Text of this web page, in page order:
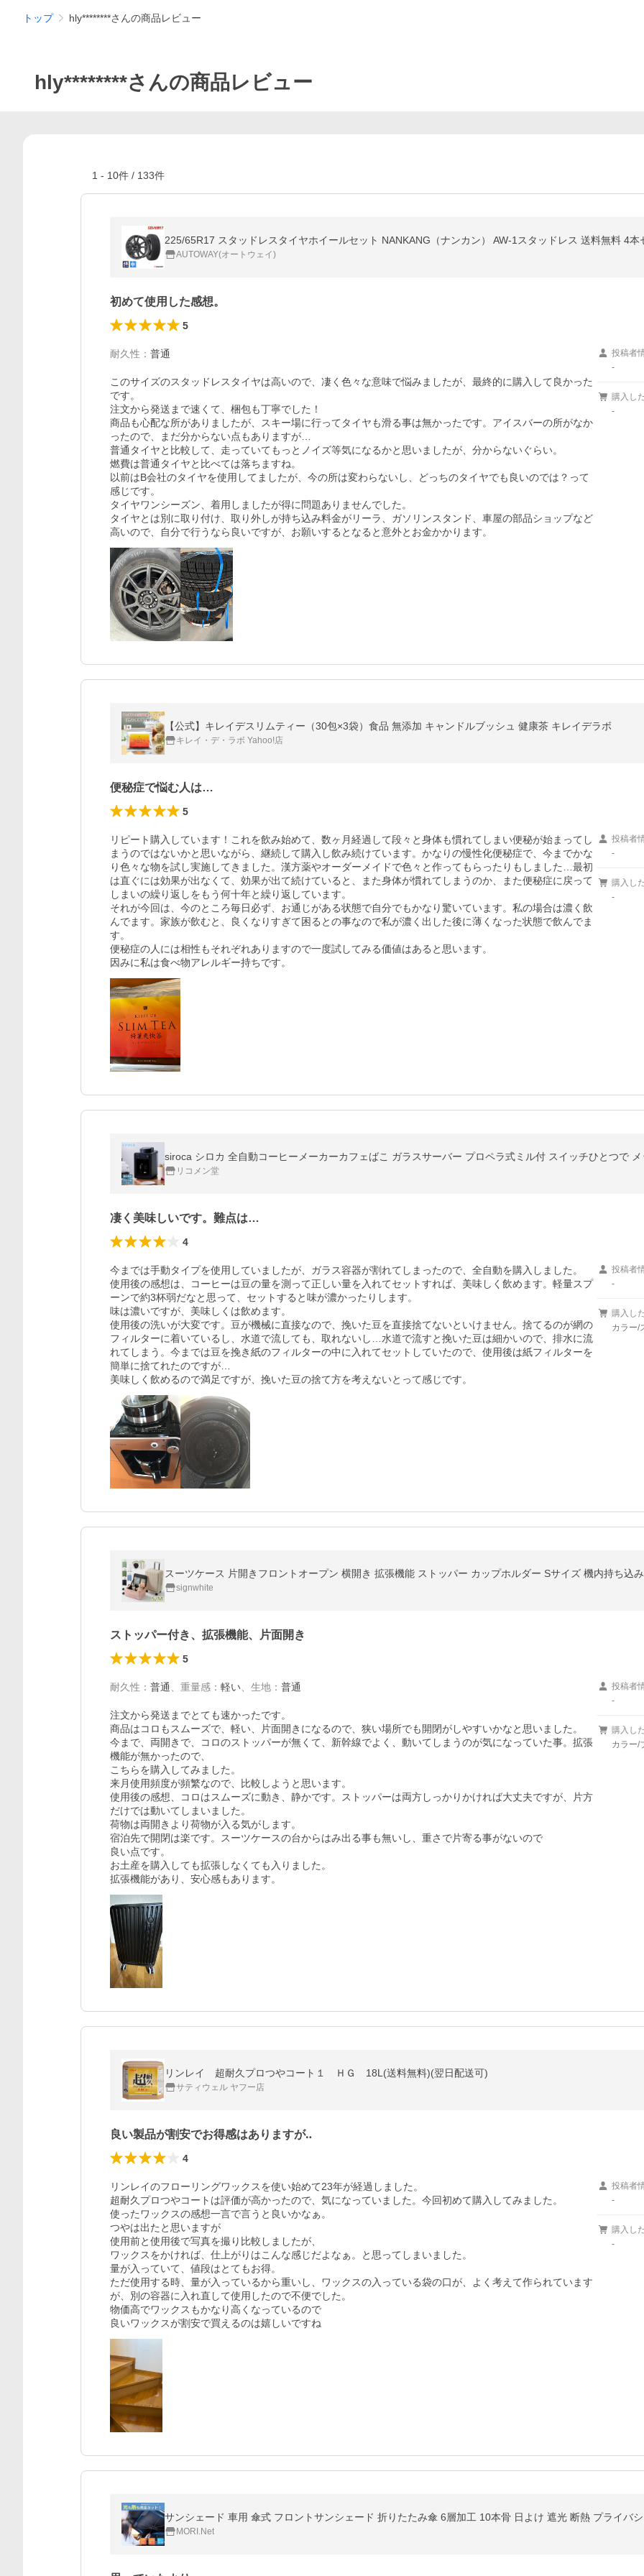
トップ hly********さんの商品レビュー
hly********さんの商品レビュー
1 - 10件 / 133件
225/65R17 スタッドレスタイヤホイールセット NANKANG（ナンカン） AW-1スタッドレス 送料無料 4本
AUTOWAY(オートウェイ)
初めて使用した感想。
5
耐久性 ： 普通
このサイズのスタッドレスタイヤは高いので、凄く色々な意味で悩みましたが、最終的に購入して良かった
です。
注文から発送まで速くて、梱包も丁寧でした！
商品も心配な所がありましたが、スキー場に行ってタイヤも滑る事は無かったです。アイスバーの所がなか
ったので、まだ分からない点もありますが…
普通タイヤと比較して、走っていてもっとノイズ等気になるかと思いましたが、分からないぐらい。
燃費は普通タイヤと比べては落ちますね。
以前はB会社のタイヤを使用してましたが、今の所は変わらないし、どっちのタイヤでも良いのでは？って
感じです。
タイヤワンシーズン、着用しましたが得に問題ありませんでした。
タイヤとは別に取り付け、取り外しが持ち込み料金がリーラ、ガソリンスタンド、車屋の部品ショップなど
高いので、自分で行うなら良いですが、お願いするとなると意外とお金かかります。
投稿者
-
購入し
-
【公式】キレイデスリムティー（30包×3袋）食品 無添加 キャンドルブッシュ 健康茶 キレイデラボ
キレイ・デ・ラボ Yahoo!店
便秘症で悩む人は…
5
リピート購入しています！これを飲み始めて、数ヶ月経過して段々と身体も慣れてしまい便秘が始まってし
まうのではないかと思いながら、継続して購入し飲み続けています。かなりの慢性化便秘症で、今までかな
り色々な物を試し実施してきました。漢方薬やオーダーメイドで色々と作ってもらったりもしました…最初
は直ぐには効果が出なくて、効果が出て続けていると、また身体が慣れてしまうのか、また便秘症に戻って
しまいの繰り返しをもう何十年と繰り返しています。
それが今回は、今のところ毎日必ず、お通じがある状態で自分でもかなり驚いています。私の場合は濃く飲
んでます。家族が飲むと、良くなりすぎて困るとの事なので私が濃く出した後に薄くなった状態で飲んでま
す。
便秘症の人には相性もそれぞれありますので一度試してみる価値はあると思います。
投稿者
-
購入し
-
siroca シロカ 全自動コーヒーメーカーカフェばこ ガラスサーバー プロペラ式ミル付 スイッチひとつで
リコメン堂
凄く美味しいです。難点は…
4
今までは手動タイプを使用していましたが、ガラス容器が割れてしまったので、全自動を購入しました。
使用後の感想は、コーヒーは豆の量を測って正しい量を入れてセットすれば、美味しく飲めます。軽量スプ
ーンで約3杯弱だなと思って、セットすると味が濃かったりします。
味は濃いですが、美味しくは飲めます。
使用後の洗いが大変です。豆が機械に直接なので、挽いた豆を直接捨てないといけません。捨てるのが網の
フィルターに着いているし、水道で流しても、取れないし…水道で流すと挽いた豆は細かいので、排水に流
れてしまう。今までは豆を挽き紙のフィルターの中に入れてセットしていたので、使用後は紙フィルターを
簡単に捨てれたのですが…
美味しく飲めるので満足ですが、挽いた豆の捨て方を考えないとって感じです。
投稿者
-
購入し
カラー/
signwhite
ストッパー付き、拡張機能、片面開き
5
耐久性 ： 普通 重量感 ： 軽い 生地 ： 普通
注文から発送までとても速かったです。
商品はコロもスムーズで、軽い、片面開きになるので、狭い場所でも開閉がしやすいかなと思いました。
今まで、両開きで、コロのストッパーが無くて、新幹線でよく、動いてしまうのが気になっていた事。拡張
機能が無かったので、
こちらを購入してみました。
来月使用頻度が頻繁なので、比較しようと思います。
使用後の感想、コロはスムーズに動き、静かです。ストッパーは両方しっかりかければ大丈夫ですが、片方
だけでは動いてしまいました。
荷物は両開きより荷物が入る気がします。
宿泊先で開閉は楽です。スーツケースの台からはみ出る事も無いし、重さで片寄る事がないので
良い点です。
お土産を購入しても拡張しなくても入りました。
拡張機能があり、安心感もあります。
投稿者
-
購入し
カラー/
リンレイ 超耐久プロつやコート１ ＨＧ 18L(送料無料)(翌日配送可)
サティウェル ヤフー店
良い製品が割安でお得感はありますが‥
4
リンレイのフローリングワックスを使い始めて23年が経過しました。
超耐久プロつやコートは評価が高かったので、気になっていました。今回初めて購入してみました。
使ったワックスの感想一言で言うと良いかなぁ。
つやは出たと思いますが
使用前と使用後で写真を撮り比較しましたが、
ワックスをかければ、仕上がりはこんな感じだよなぁ。と思ってしまいました。
量が入っていて、値段はとてもお得。
ただ使用する時、量が入っているから重いし、ワックスの入っている袋の口が、よく考えて作られています
が、別の容器に入れ直して使用したので不便でした。
物価高でワックスもかなり高くなっているので
投稿者
-
購入し
-
MORI.Net